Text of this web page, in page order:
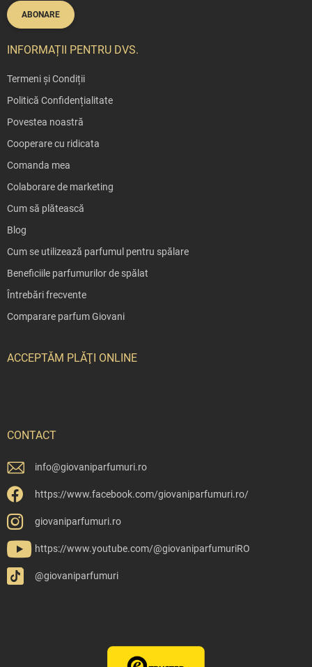
ABONARE
INFORMAȚII PENTRU DVS.
Termeni și Condiții
Politică Confidențialitate
Povestea noastră
Cooperare cu ridicata
Comanda mea
Colaborare de marketing
Cum să plătească
Blog
Cum se utilizează parfumul pentru spălare
Beneficiile parfumurilor de spălat
Întrebări frecvente
Comparare parfum Giovani
ACCEPTĂM PLĂŢI ONLINE
CONTACT
info@giovaniparfumuri.ro
https://www.facebook.com/giovaniparfumuri.ro/
giovaniparfumuri.ro
https://www.youtube.com/@giovaniparfumuriRO
@giovaniparfumuri